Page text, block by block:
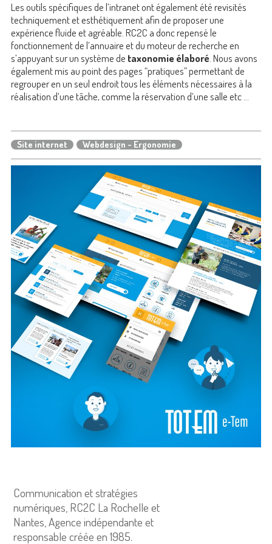
Les outils spécifiques de l’intranet ont également été revisités
techniquement et esthétiquement afin de proposer une
expérience fluide et agréable. RC2C a donc repensé le
fonctionnement de l’annuaire et du moteur de recherche en
s’appuyant sur un système de taxonomie élaboré. Nous avons
également mis au point des pages “pratiques” permettant de
regrouper en un seul endroit tous les éléments nécessaires à la
réalisation d’une tâche, comme la réservation d’une salle etc ...
Site internet Webdesign - Ergonomie
Communication et stratégies
numériques, RC2C La Rochelle et
Nantes, Agence indépendante et
responsable créée en 1985.